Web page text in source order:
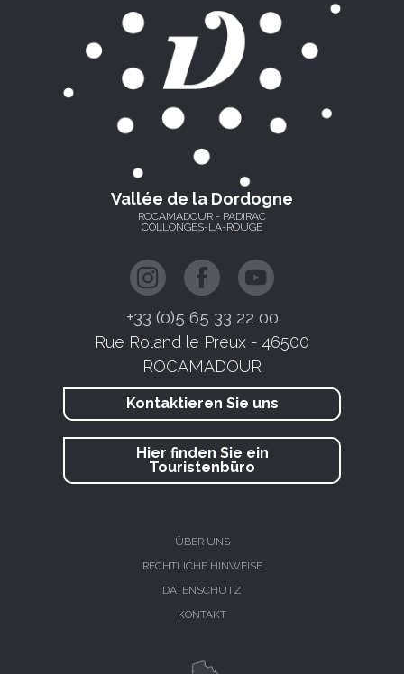
Vallée de la Dordogne
ROCAMADOUR - PADIRAC
COLLONGES-LA-ROUGE
+33 (0)5 65 33 22 00
Rue Roland le Preux - 46500
ROCAMADOUR
Kontaktieren Sie uns
Hier finden Sie ein
Touristenbüro
ÜBER UNS
RECHTLICHE HINWEISE
DATENSCHUTZ
KONTAKT